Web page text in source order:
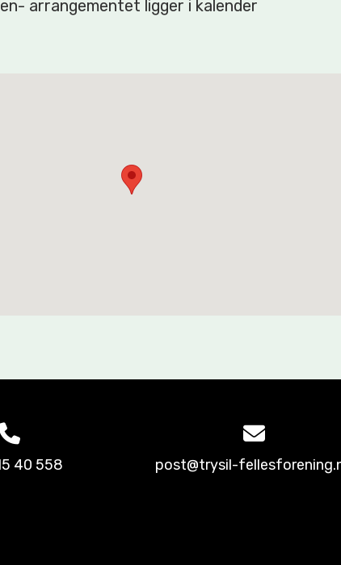
arrangementet ligger i kalender
40 558 post@trysil-